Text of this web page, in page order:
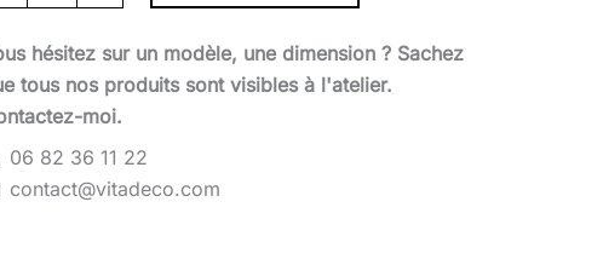
hésitez sur un modèle, une dimension ? Sachez
tous nos produits sont visibles à l'atelier.
moi.
06 82 36 11 22
contact@vitadeco.com